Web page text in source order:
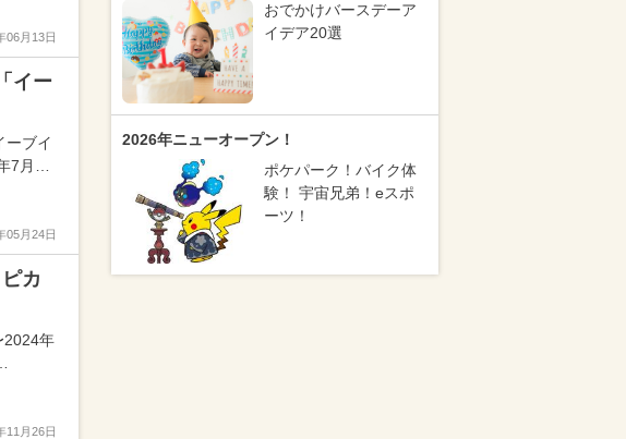
06月13日
イー
ーブイ
7月…
05月24日
カ
2024年
11月26日
おでかけバースデーア
イデア20選
2026年ニューオープン！
ポケパーク！バイク体
験！ 宇宙兄弟！eスポ
ーツ！